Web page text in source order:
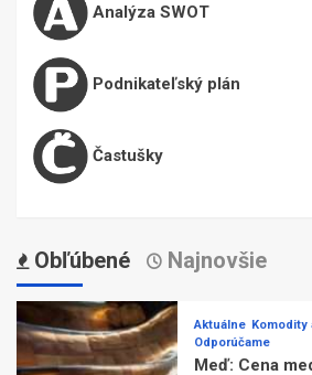
Analýza SWOT
Podnikateľský plán
Častušky
Obľúbené Najnovšie
Aktuálne Komodity
Odporúčame
Meď: Cena